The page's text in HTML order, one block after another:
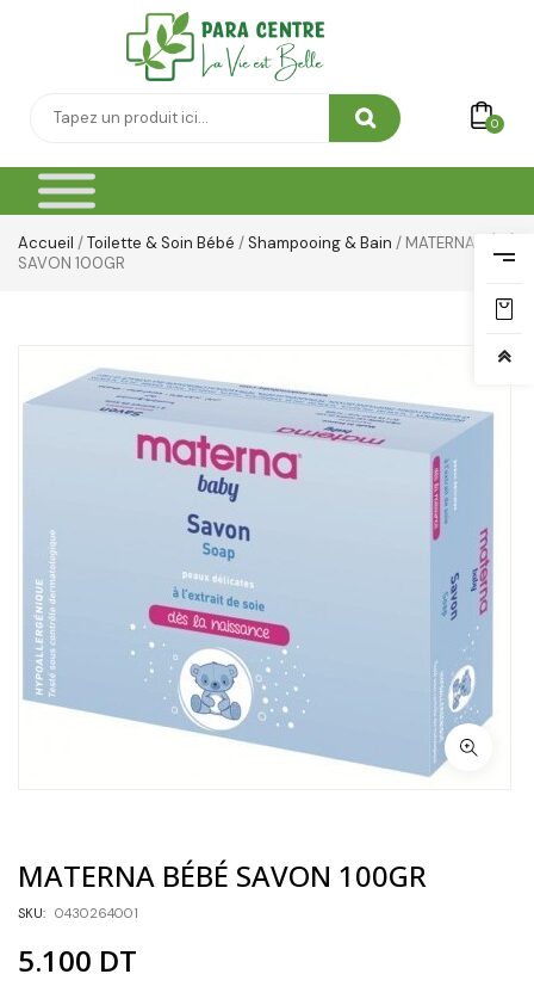
0
Accueil /Toilette & Soin Bébé /Shampooing & Bain / MATERNA BÉBÉ
SAVON 100GR
MATERNA BÉBÉ SAVON 100GR
SKU: 0430264001
5.100 DT
Soins Des Mains & Pieds
Yeux & Lévres